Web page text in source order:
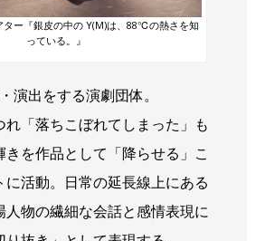
ター『銀皮の中の Y(M)は、88℃の熱さを知
っている。』
演出をする演劇団体。
れ「落ちこぼれてしまった」も
を作品として「降らせる」こ
に活動。日常の延長線上にある
人物の繊細な会話と感情表現に